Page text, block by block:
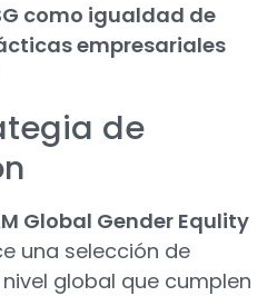
como igualdad de
empresariales
de
Global Gender Equlity
una selección de
global que cumplen